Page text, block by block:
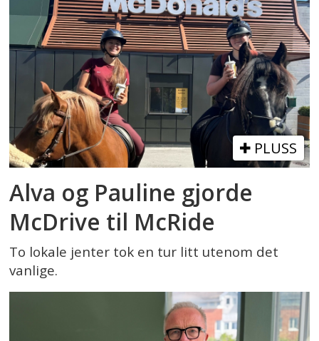
PLUSS
Alva og Pauline gjorde
McDrive til McRide
To lokale jenter tok en tur litt utenom det
vanlige.